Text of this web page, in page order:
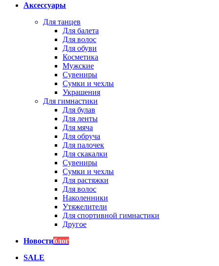
Аксессуары
Для танцев
Для балета
Для волос
Для обуви
Косметика
Мужские
Сувениры
Сумки и чехлы
Украшения
Для гимнастики
Для булав
Для ленты
Для мяча
Для обруча
Для палочек
Для скакалки
Сувениры
Сумки и чехлы
Для растяжки
Для волос
Наколенники
Утяжелители
Для спортивной гимнастики
Другое
Новостиблог
SALE